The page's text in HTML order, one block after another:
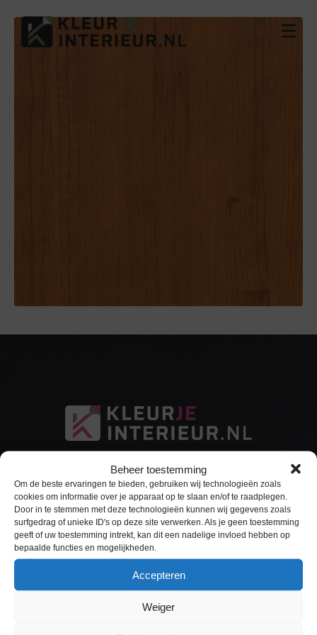
Beheer toestemming
Om de beste ervaringen te bieden, gebruiken wij technologieën zoals
cookies om informatie over je apparaat op te slaan en/of te raadplegen.
Door in te stemmen met deze technologieën kunnen wij gegevens zoals
surfgedrag of unieke ID's op deze site verwerken. Als je geen toestemming
geeft of uw toestemming intrekt, kan dit een nadelige invloed hebben op
bepaalde functies en mogelijkheden.
Accepteren
Weiger
Sitemap
Home
Interieurfolie